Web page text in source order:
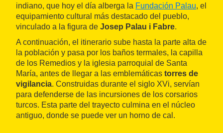
indiano, que hoy el día alberga la Fundación Palau, el
equipamiento cultural más destacado del pueblo,
vinculado a la figura de Josep Palau i Fabre.
A continuación, el itinerario sube hasta la parte alta de
la población y pasa por los baños termales, la capilla
de los Remedios y la iglesia parroquial de Santa
María, antes de llegar a las emblemáticas torres de
vigilancia. Construidas durante el siglo XVi, servían
para defenderse de las incursiones de los corsarios
turcos. Esta parte del trayecto culmina en el núcleo
antiguo, donde se puede ver un horno de cal.